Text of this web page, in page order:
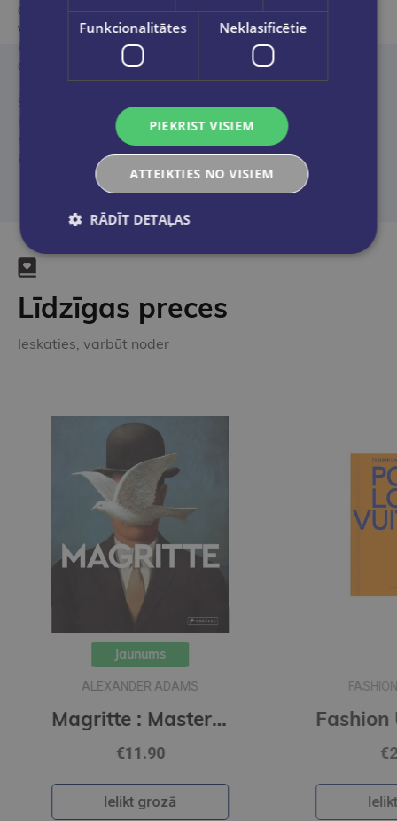
ar to saistītās parādības. Viņa izpētes augstākais punkts bija
vēlīnā ūdensrozes sērija, kas gleznota viņa paša dārzā Giverny,
kas savā pieejā gandrīz pilnīgai bezformībai patiešām ir
abstraktās mākslas izcelsme.
Šī biogrāfija pilnībā atbilst šim visievērojamākajam un dziļi
ietekmīgākajam māksliniekam un piedāvā daudzas
reprodukcijas un arhīva fotoattēlus, kā arī detalizētus un dziļus
komentārus.
Līdzīgas preces
Ieskaties, varbūt noder
FASHIONARY TEAM
Ielikt grozā
Funkcionalitātes Neklasificētie
PIEKRIST VISIEM
ATTEIKTIES NO VISIEM
RĀDĪT DETAĻAS